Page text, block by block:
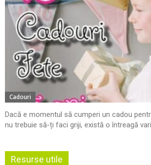
Cadouri
Dacă e momentul să cumperi un cadou
nu trebuie să-ți faci griji, există o întreagă
Resurse utile